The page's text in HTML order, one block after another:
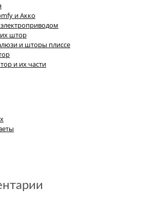
и Акко
штор
и шторы плиссе
и их части